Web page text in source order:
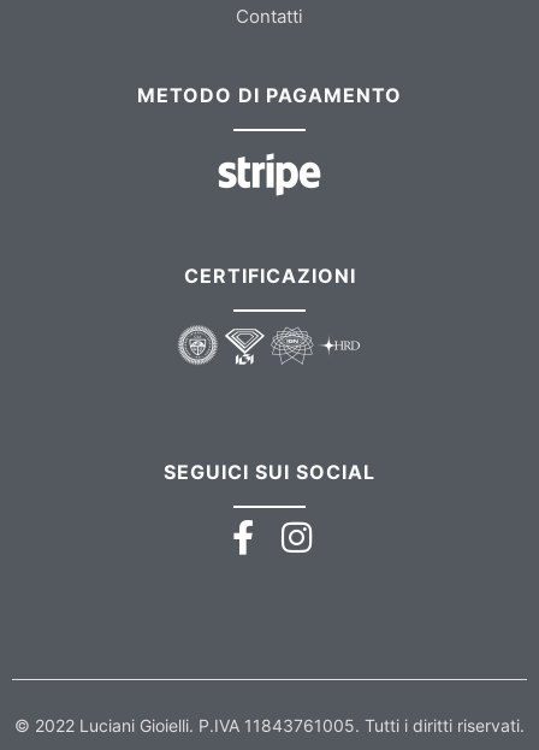
Contatti
METODO DI PAGAMENTO
CERTIFICAZIONI
SEGUICI SUI SOCIAL
© 2022 Luciani Gioielli. P.IVA 11843761005. Tutti i diritti riservati.